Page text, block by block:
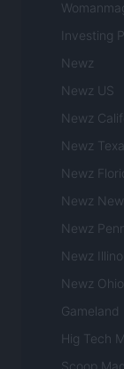
Investing
Newz
Newz US
Newz
Newz
Newz
Newz
Newz
Newz
Newz Ohio
Gameland
Hig Tech